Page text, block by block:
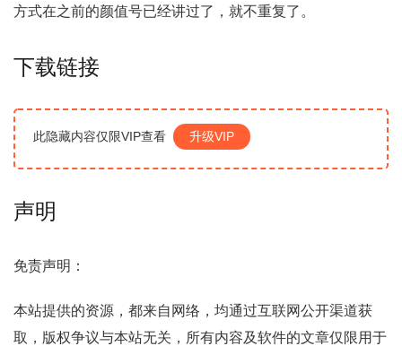
方式在之前的颜值号已经讲过了，就不重复了。
下载链接
此隐藏内容仅限VIP查看 升级VIP
声明
免责声明：
本站提供的资源，都来自网络，均通过互联网公开渠道获
取，版权争议与本站无关，所有内容及软件的文章仅限用于